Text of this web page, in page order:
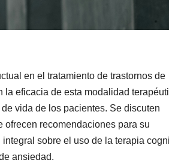
en el tratamiento de trastornos de
eficacia de esta modalidad
vida de los pacientes. Se discuten
recomendaciones para su
sobre el uso de la terapia
ansiedad.